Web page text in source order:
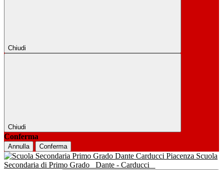
Chiudi
Chiudi
Conferma
Annulla Conferma
Scuola
Secondaria di Primo Grado
Dante - Carducci